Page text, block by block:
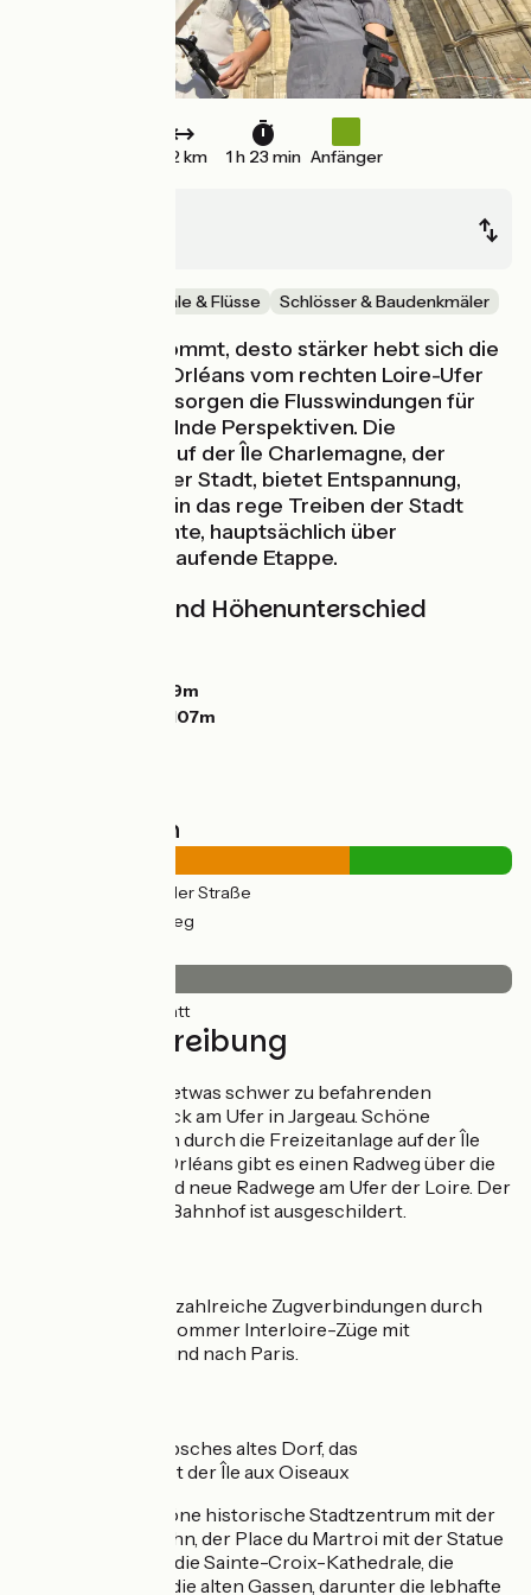
22 km 1 h 23 min Anfänger
Malerische Kanäle & Flüsse Schlösser & Baudenkmäler
Je näher man kommt, desto stärker hebt sich die
Silhouette von Orléans vom rechten Loire-Ufer
ab. Gleichzeitig sorgen die Flusswindungen für
ständig wechselnde Perspektiven. Die
Freizeitanlage auf der Île Charlemagne, der
grünen Lunge der Stadt, bietet Entspannung,
bevor man sich in das rege Treiben der Stadt
stürzt. Eine leichte, hauptsächlich über
Greenways verlaufende Etappe.
Steigungen und Höhenunterschied
89m
107m
Straßentypen
(67%) Auf der Straße
(33%) Radweg
(100%) Glatt
Wegbeschreibung
Achtung auf dem etwas schwer zu befahrenden
gepflasterten Stück am Ufer in Jargeau. Schöne
Greenways führen durch die Freizeitanlage auf der Île
Charlemagne. In Orléans gibt es einen Radweg über die
Thinat-Brücke und neue Radwege am Ufer der Loire. Der
direkte Weg zum Bahnhof ist ausgeschildert.
Bahnhof Orléans: zahlreiche Zugverbindungen durch
das Loire-Tal (im Sommer Interloire-Züge mit
Fahrradwaggon) und nach Paris.
ein hübsches altes Dorf, das
Naturschutzgebiet der Île aux Oiseaux
das schöne historische Stadtzentrum mit der
neuen Straßenbahn, der Place du Martroi mit der Statue
von Jeanne d'Arc, die Sainte-Croix-Kathedrale, die
Fachwerkhäuser, die alten Gassen, darunter die lebhafte